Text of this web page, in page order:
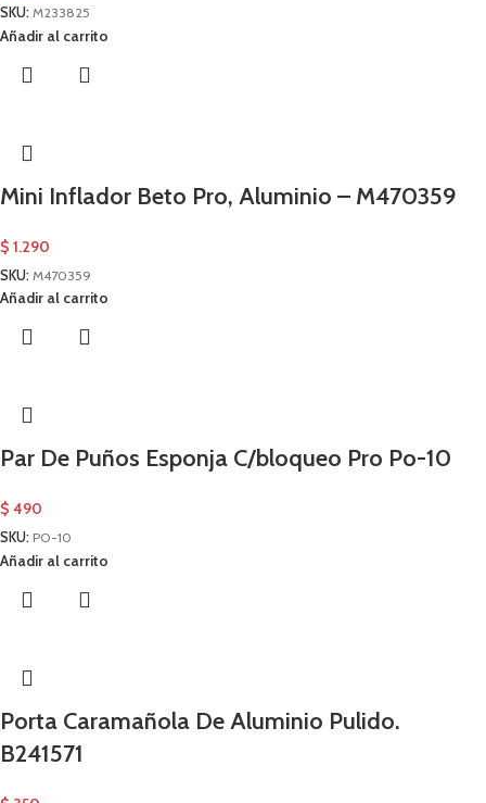
SKU: M233825
Añadir al carrito
Mini Inflador Beto Pro, Aluminio – M470359
$ 1.290
SKU: M470359
Añadir al carrito
Par De Puños Esponja C/bloqueo Pro Po-10
$ 490
SKU: PO-10
Añadir al carrito
Porta Caramañola De Aluminio Pulido.
B241571